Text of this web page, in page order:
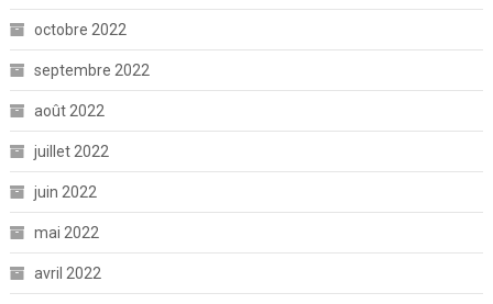
octobre 2022
septembre 2022
août 2022
juillet 2022
juin 2022
mai 2022
avril 2022